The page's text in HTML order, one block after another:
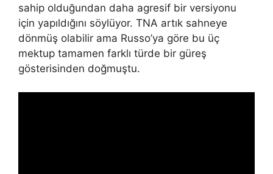
sahip olduğundan daha agresif bir versiyonu
için yapıldığını söylüyor. TNA artık sahneye
dönmüş olabilir ama Russo’ya göre bu üç
mektup tamamen farklı türde bir güreş
gösterisinden doğmuştu.